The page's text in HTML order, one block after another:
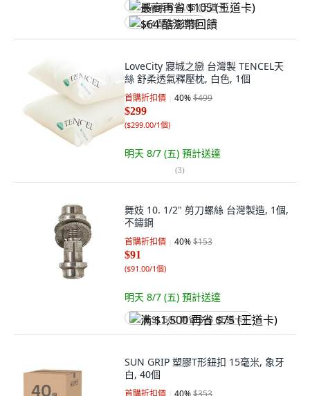
最高再省 $105 (王道卡)
$64 酷澎幣回饋
LoveCity 寢城之戀 台灣製 TENCEL天
絲 舒柔透氣釋壓枕, 白色, 1個
首購折扣價 40%$499
$299
($299.00/1個)
明天 8/7 (五) 預計送達
(3)
舞妓 10. 1/2" 剪刀螺絲 台灣製造, 1個,
不鏽鋼
首購折扣價 40%$153
$91
($91.00/1個)
明天 8/7 (五) 預計送達
满 $1,500 再省 $75 (王道卡)
SUN GRIP 塑膠T形鈕扣 15毫米, 象牙
白, 40個
首購折扣價 40%$353